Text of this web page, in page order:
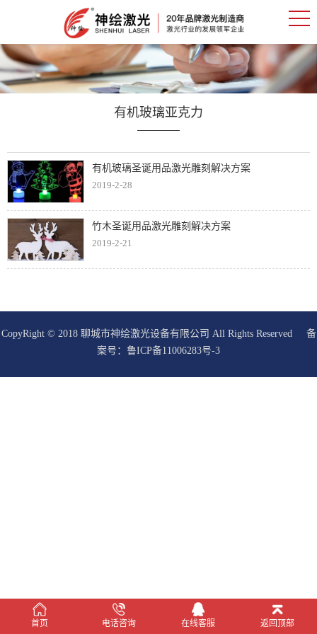
有机玻璃亚克力
有机玻璃圣诞用品激光雕刻解决方案
2019-2-28
竹木圣诞用品激光雕刻解决方案
2019-2-21
CopyRight © 2018 聊城市神绘激光设备有限公司 All Rights Reserved 备
案号： 鲁ICP备11006283号-3
首页 电话咨询 在线客服 返回顶部